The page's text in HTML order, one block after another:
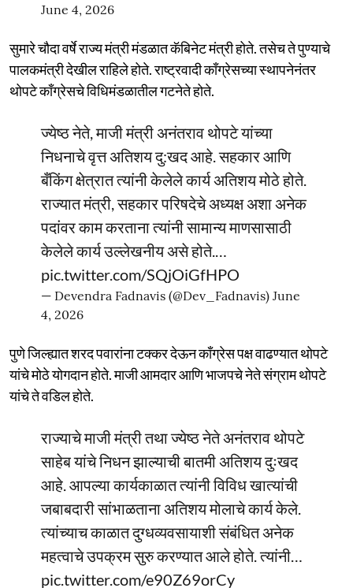
June 4, 2026
सुमारे चौदा वर्षे राज्य मंत्री मंडळात कॅबिनेट मंत्री होते. तसेच ते पुण्याचे
पालकमंत्री देखील राहिले होते. राष्ट्रवादी कॉंग्रेसच्या स्थापनेनंतर
थोपटे काँग्रेसचे विधिमंडळातील गटनेते होते.
ज्येष्ठ नेते, माजी मंत्री अनंतराव थोपटे यांच्या
निधनाचे वृत्त अतिशय दु:खद आहे. सहकार आणि
बँकिंग क्षेत्रात त्यांनी केलेले कार्य अतिशय मोठे होते.
राज्यात मंत्री, सहकार परिषदेचे अध्यक्ष अशा अनेक
पदांवर काम करताना त्यांनी सामान्य माणसासाठी
केलेले कार्य उल्लेखनीय असे होते.…
pic.twitter.com/SQjOiGfHPO
— Devendra Fadnavis (@Dev_Fadnavis) June
4, 2026
पुणे जिल्ह्यात शरद पवारांना टक्कर देऊन काँग्रेस पक्ष वाढण्यात थोपटे
यांचे मोठे योगदान होते. माजी आमदार आणि भाजपचे नेते संग्राम थोपटे
यांचे ते वडिल होते.
राज्याचे माजी मंत्री तथा ज्येष्ठ नेते अनंतराव थोपटे
साहेब यांचे निधन झाल्याची बातमी अतिशय दुःखद
आहे. आपल्या कार्यकाळात त्यांनी विविध खात्यांची
जबाबदारी सांभाळताना अतिशय मोलाचे कार्य केले.
त्यांच्याच काळात दुग्धव्यवसायाशी संबंधित अनेक
महत्वाचे उपक्रम सुरु करण्यात आले होते. त्यांनी…
pic.twitter.com/e90Z69orCy